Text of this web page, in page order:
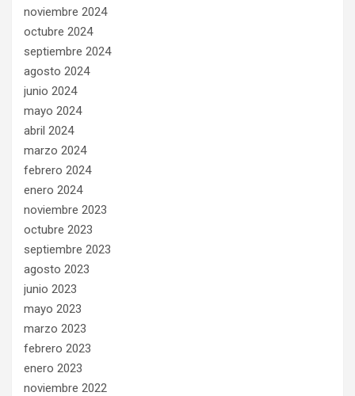
noviembre 2024
octubre 2024
septiembre 2024
agosto 2024
junio 2024
mayo 2024
abril 2024
marzo 2024
febrero 2024
enero 2024
noviembre 2023
octubre 2023
septiembre 2023
agosto 2023
junio 2023
mayo 2023
marzo 2023
febrero 2023
enero 2023
noviembre 2022